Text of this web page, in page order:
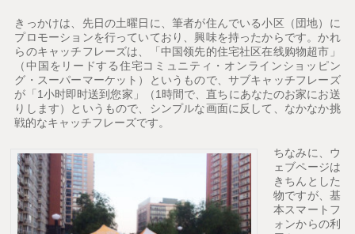
きっかけは、先日の土曜日に、筆者が住んでいる小区（団地）に
プロモーションを行っていており、興味を持ったからです。かれ
らのキャッチフレーズは、「中国领先的住宅社区在线购物超市」
（中国をリードする住宅コミュニティ・オンラインショッピン
グ・スーパーマーケット）というもので、サブキャッチフレーズ
が「1小时即时送到您家」（1時間で、直ちにあなたのお家にお送
りします）というもので、シンプルな画面に反して、なかなか挑
戦的なキャッチフレーズです。
ちなみに、ウ
ェブページは
きちんとした
物ですが、基
本スマートフ
ォンからの利